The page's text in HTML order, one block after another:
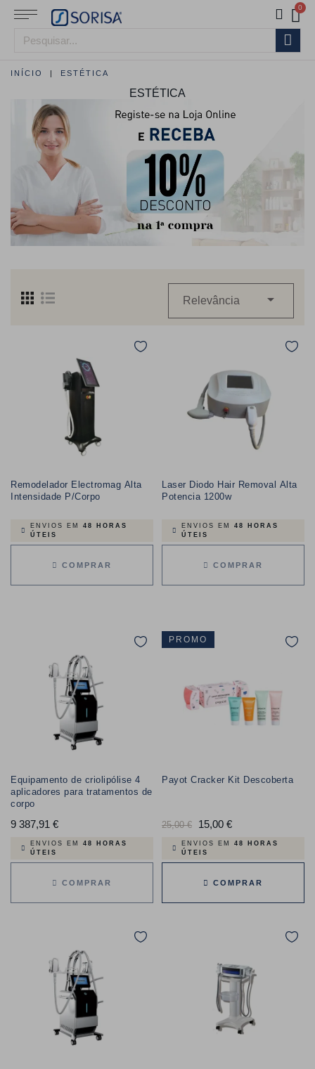
INÍCIO ESTÉTICA
ESTÉTICA
Relevância 
Remodelador Electromag Alta
Intensidade P/Corpo
ENVIOS EM 48 HORAS
ÚTEIS
COMPRAR
Laser Diodo Hair Removal Alta
Potencia 1200w
ENVIOS EM 48 HORAS
ÚTEIS
COMPRAR
Equipamento de criolipólise 4
aplicadores para tratamentos de
corpo
9 387,91 €Preço
ENVIOS EM 48 HORAS
ÚTEIS
COMPRAR
PROMO
Payot Cracker Kit Descoberta
Preço
normal
25,00 € 15,00 €Preço
ENVIOS EM 48 HORAS
ÚTEIS
COMPRAR